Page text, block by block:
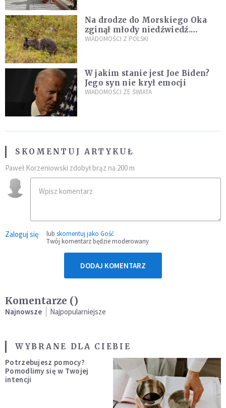
Na drodze do Morskiego Oka
zginął młody niedźwiedź.
Sprawę bada Policja i TPN
WIADOMOŚCI Z POLSKI
W jakim stanie jest Joe Biden?
Jego syn nie krył emocji
WIADOMOŚCI ZE ŚWIATA
SKOMENTUJ ARTYKUŁ
Paweł Korzeniowski zdobył brąz na 200 m
Zaloguj się lub skomentuj jako Gość
Twój komentarz będzie moderowany
DODAJ KOMENTARZ
Komentarze ()
Najnowsze Najpopularniejsze
WYBRANE DLA CIEBIE
Potrzebujesz pomocy?
Pomodlimy się w Twojej
intencji